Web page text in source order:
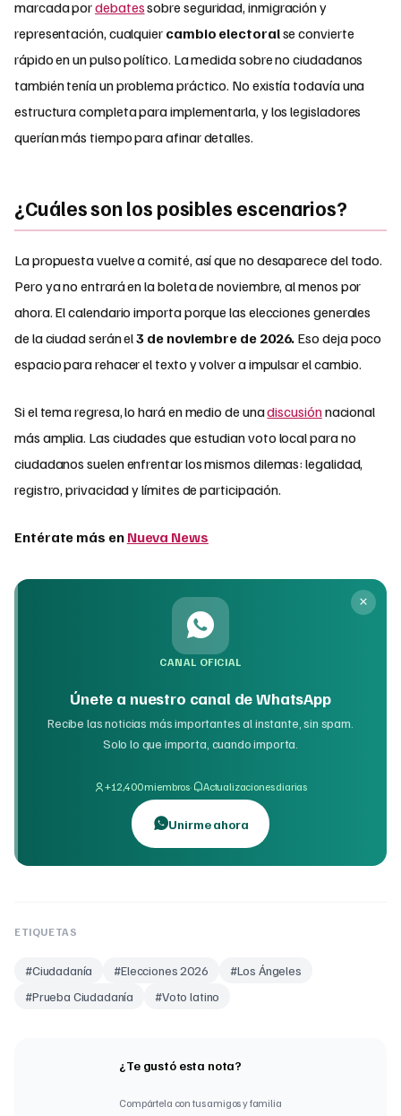
marcada pordebatessobre seguridad, inmigración y
representación, cualquier cambio electoralse convierte
rápido en un pulso político. La medida sobre no ciudadanos
también tenía un problema práctico. No existía todavía una
estructura completa para implementarla, y los legisladores
querían más tiempo para afinar detalles.
¿Cuáles son los posibles escenarios?
La propuesta vuelve a comité, así que no desaparece del todo.
Pero ya no entrará en la boleta de noviembre, al menos por
ahora. El calendario importa porque las elecciones generales
de la ciudad serán el3 de noviembre de 2026. Eso deja poco
espacio para rehacer el texto y volver a impulsar el cambio.
Si el tema regresa, lo hará en medio de unadiscusiónnacional
más amplia. Las ciudades que estudian voto local para no
ciudadanos suelen enfrentar los mismos dilemas: legalidad,
registro, privacidad y límites de participación.
Entérate más en Nueva News
CANAL OFICIAL
Únete a nuestro canal de WhatsApp
Recibe las noticias más importantes al instante, sin spam.
Solo lo que importa, cuando importa.
+12,400 miembros· Actualizaciones diarias
Unirme ahora
ETIQUETAS
#Ciudadanía #Elecciones 2026 #Los Ángeles
#Prueba Ciudadanía #Voto latino
¿Te gustó esta nota?
Compártela con tus amigos y familia